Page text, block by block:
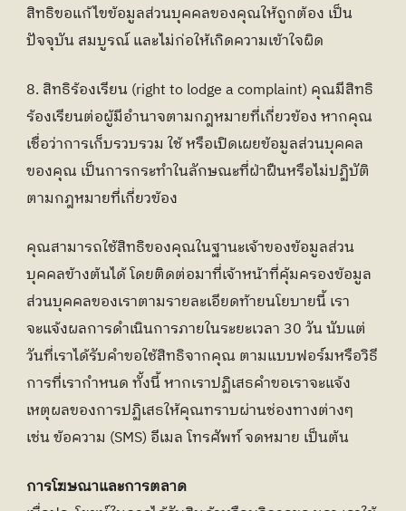
สิทธิขอแก้ไขข้อมูลส่วนบุคคลของคุณให้ถูกต้อง เป็น
ปัจจุบัน สมบูรณ์ และไม่ก่อให้เกิดความเข้าใจผิด
8. สิทธิร้องเรียน (right to lodge a complaint) คุณมีสิทธิ
ร้องเรียนต่อผู้มีอำนาจตามกฎหมายที่เกี่ยวข้อง หากคุณ
เชื่อว่าการเก็บรวบรวม ใช้ หรือเปิดเผยข้อมูลส่วนบุคคล
ของคุณ เป็นการกระทำในลักษณะที่ฝ่าฝืนหรือไม่ปฏิบัติ
ตามกฎหมายที่เกี่ยวข้อง
คุณสามารถใช้สิทธิของคุณในฐานะเจ้าของข้อมูลส่วน
บุคคลข้างต้นได้ โดยติดต่อมาที่เจ้าหน้าที่คุ้มครองข้อมูล
ส่วนบุคคลของเราตามรายละเอียดท้ายนโยบายนี้ เรา
จะแจ้งผลการดำเนินการภายในระยะเวลา 30 วัน นับแต่
วันที่เราได้รับคำขอใช้สิทธิจากคุณ ตามแบบฟอร์มหรือวิธี
การที่เรากำหนด ทั้งนี้ หากเราปฏิเสธคำขอเราจะแจ้ง
เหตุผลของการปฏิเสธให้คุณทราบผ่านช่องทางต่างๆ
เช่น ข้อความ (SMS) อีเมล โทรศัพท์ จดหมาย เป็นต้น
การโฆษณาและการตลาด